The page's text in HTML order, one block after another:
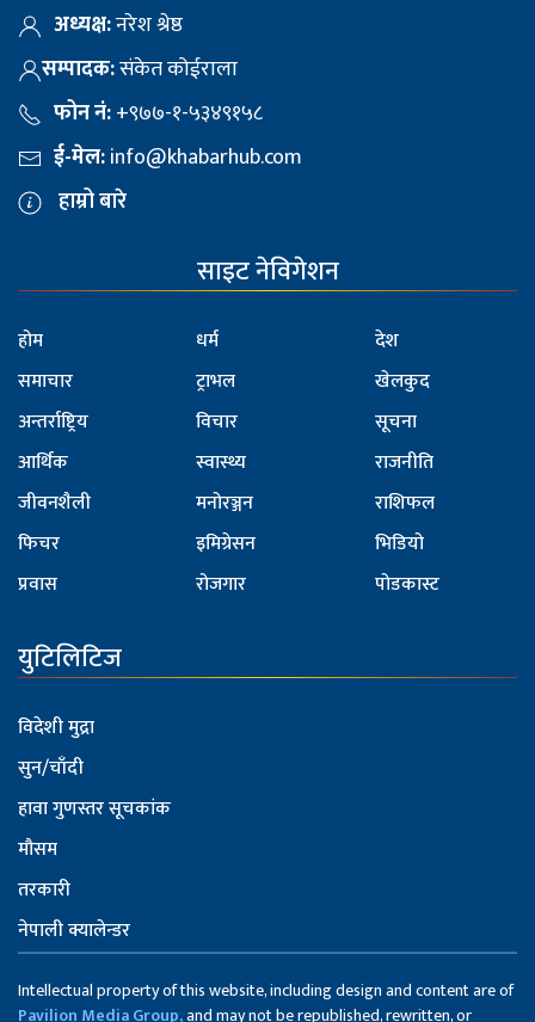
अध्यक्ष:नरेश श्रेष्ठ
सम्पादक:संकेत कोईराला
फोन नं:+९७७-१-५३४९१५८
ई-मेल:info@khabarhub.com
हाम्रो बारे
साइट नेविगेशन
होम
समाचार
अन्तर्राष्ट्रिय
आर्थिक
जीवनशैली
फिचर
प्रवास
धर्म
ट्राभल
विचार
स्वास्थ्य
मनोरञ्जन
इमिग्रेसन
रोजगार
देश
खेलकुद
सूचना
राजनीति
राशिफल
भिडियो
पोडकास्ट
युटिलिटिज
विदेशी मुद्रा
सुन/चाँदी
हावा गुणस्तर सूचकांक
मौसम
तरकारी
नेपाली क्यालेन्डर
Intellectual property of this website, including design and content are of
Pavilion Media Group,and may not be republished, rewritten, or